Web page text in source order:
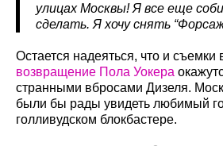
улицах Москвы! Я все еще
сделать. Я хочу снять
Остается надеяться, что и съемки
возвращение Пола Уокера
странными вбросами Дизеля.
были бы рады увидеть любимый
голливудском блокбастере.